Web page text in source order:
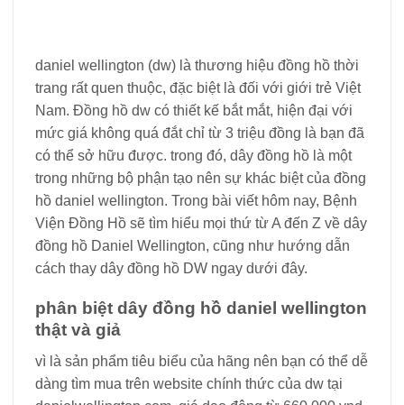
daniel wellington (dw) là thương hiệu đồng hồ thời
trang rất quen thuộc, đặc biệt là đối với giới trẻ Việt
Nam. Đồng hồ dw có thiết kế bắt mắt, hiện đại với
mức giá không quá đắt chỉ từ 3 triệu đồng là bạn đã
có thể sở hữu được. trong đó, dây đồng hồ là một
trong những bộ phận tạo nên sự khác biệt của đồng
hồ daniel wellington. Trong bài viết hôm nay, Bệnh
Viện Đồng Hồ sẽ tìm hiểu mọi thứ từ A đến Z về dây
đồng hồ Daniel Wellington, cũng như hướng dẫn
cách thay dây đồng hồ DW ngay dưới đây.
phân biệt dây đồng hồ daniel wellington
thật và giả
vì là sản phẩm tiêu biểu của hãng nên bạn có thể dễ
dàng tìm mua trên website chính thức của dw tại